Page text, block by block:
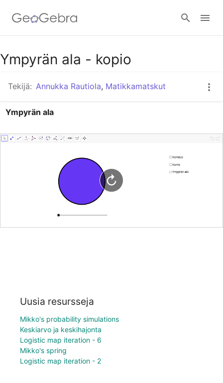
Google Classroom
GeoGebra Classroom
Ympyrän ala - kopio
Tekijä: Annukka Rautiola, Matikkamatskut
Ympyrän ala
Uusia resursseja
Mikko's probability simulations
Keskiarvo ja keskihajonta
Logistic map iteration - 6
Mikko's spring
Logistic map iteration - 2